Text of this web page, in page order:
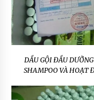
DẦU GỘI ĐẦU
SHAMPOO VÀ HOẠT